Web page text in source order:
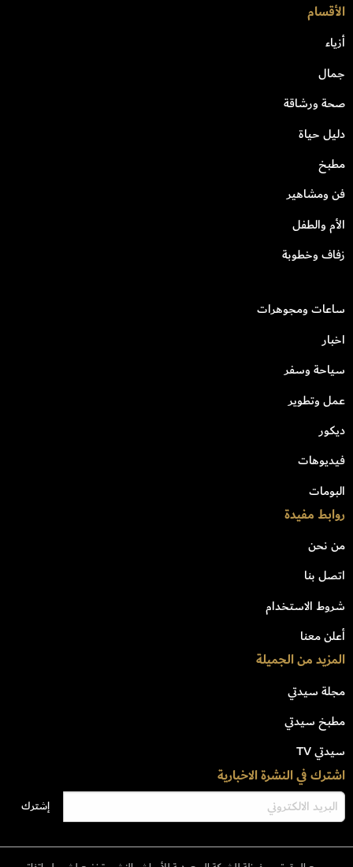
الأقسام
أزياء
جمال
صحة ورشاقة
دليل حياة
مطبخ
فن ومشاهير
الأم والطفل
زفاف وخطوبة
ساعات ومجوهرات
اخبار
سياحة وسفر
عمل وتطوير
ديكور
فيديوهات
البومات
روابط مفيدة
من نحن
اتصل بنا
شروط الاستخدام
أعلن معنا
المزيد من الجميلة
مجلة سيدتي
مطبخ سيدتي
سيدتي TV
اشترك في النشرة الاخبارية